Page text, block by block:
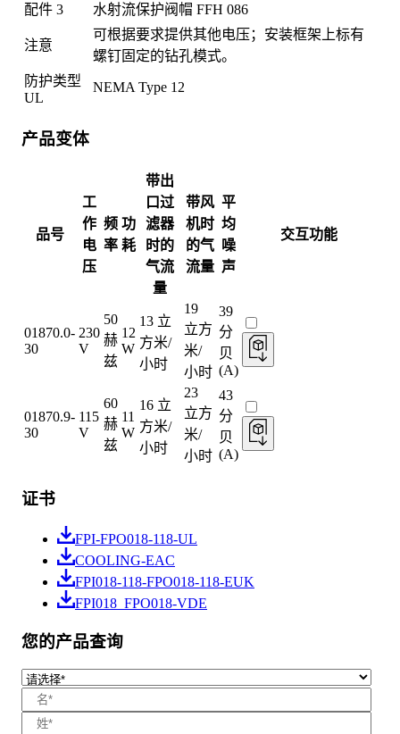
配件 3
水射流保护阀帽 FFH 086
注意
可根据要求提供其他电压；安装框架上标有
螺钉固定的钻孔模式。
防护类型
UL
NEMA Type 12
产品变体
品号
工
作
电
压
频
率
功
耗
带出
口过
滤器
时的
气流
量
带风
机时
的气
流量
平
均
噪
声
交互功能
01870.0-
30
230
V
50
赫
兹
12
W
13 立
方米/
小时
19
立方
米/
小时
39
分
贝
(A)
01870.9-
30
115
V
60
赫
兹
11
W
16 立
方米/
小时
23
立方
米/
小时
43
分
贝
(A)
证书
FPI-FPO018-118-UL
COOLING-EAC
FPI018-118-FPO018-118-EUK
FPI018_FPO018-VDE
您的产品查询